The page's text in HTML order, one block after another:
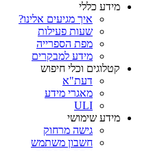
מידע כללי
איך מגיעים אלינו?
שעות פעילות
מפת הספרייה
מידע למבקרים
קטלוגים וכלי חיפוש
דעת"א
מאגרי מידע
ULI
מידע שימושי
גישה מרחוק
חשבון משתמש